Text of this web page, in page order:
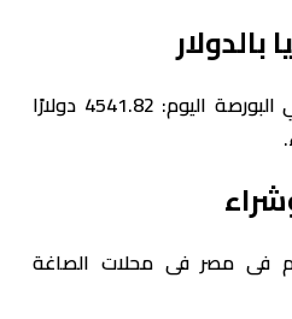
سجل سعر أوقية الذهب في البورصة اليوم: 4541.82 دولارًا
فى مصر فى محلات الصاغة